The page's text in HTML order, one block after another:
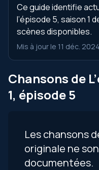
Ce guide identifie
l’épisode 5, saison 1
scènes disponibles.
Mis à jour le 11 déc. 2024
Chansons de
1, épisode 5
Les chansons
originale ne
documentées.